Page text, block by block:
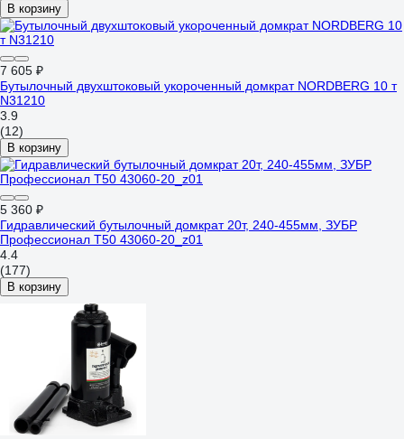
В корзину
7 605 ₽
Бутылочный двухштоковый укороченный домкрат NORDBERG 10 т
N31210
3.9
(12)
В корзину
5 360 ₽
Гидравлический бутылочный домкрат 20т, 240-455мм, ЗУБР
Профессионал T50 43060-20_z01
4.4
(177)
В корзину